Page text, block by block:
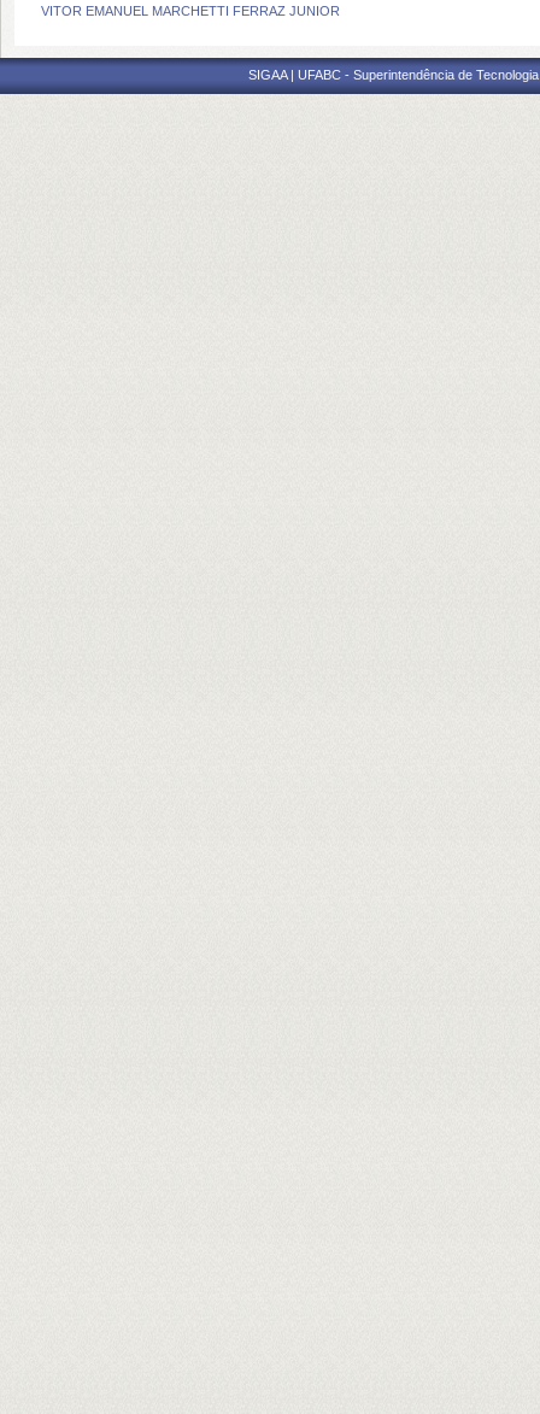
VITOR EMANUEL MARCHETTI FERRAZ JUNIOR
SIGAA | UFABC - Superintendência de